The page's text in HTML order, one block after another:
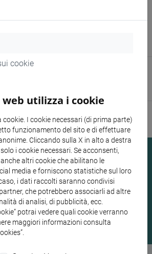
sulle nostre attività
alla newsletter
cookie
utilizza i cookie
I cookie necessari (di prima parte)
funzionamento del sito e di effettuare
Cliccando sulla X in alto a destra
i cookie necessari. Se acconsenti,
altri cookie che abilitano le
media e forniscono statistiche sul loro
i dati raccolti saranno condivisi
che potrebbero associarli ad altre
di analisi, di pubblicità, ecc.
potrai vedere quali cookie verranno
maggiori informazioni consulta